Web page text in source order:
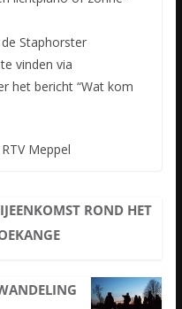
Staphorster
vinden via
het bericht “Wat kom
Meppel
ROND HET